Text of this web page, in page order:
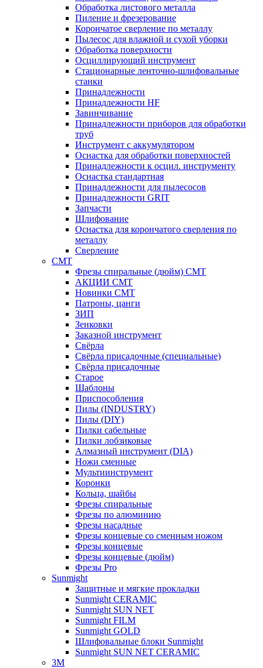
Обработка листового металла
Пиление и фрезерование
Корончатое сверление по металлу
Пылесос для влажной и сухой уборки
Обработка поверхности
Осциллирующий инструмент
Стационарные ленточно-шлифовальные
станки
Принадлежности
Принадлежности HF
Завинчивание
Принадлежности приборов для обработки
труб
Инструмент с аккумулятором
Оснастка для обработки поверхностей
Принадлежности к осцил. инструменту
Оснастка стандартная
Принадлежности для пылесосов
Принадлежности GRIT
Запчасти
Шлифование
Оснастка для корончатого сверления по
металлу
Сверление
CMT
Фрезы спиральные (дюйм) СМТ
АКЦИИ СМТ
Новинки CMT
Патроны, цанги
ЗИП
Зенковки
Заказной инструмент
Свёрла
Свёрла присадочные (специальные)
Свёрла присадочные
Старое
Шаблоны
Приспособления
Пилы (INDUSTRY)
Пилы (DIY)
Пилки сабельные
Пилки лобзиковые
Алмазный инструмент (DIA)
Ножи сменные
Мультиинструмент
Коронки
Кольца, шайбы
Фрезы спиральные
Фрезы по алюминию
Фрезы насадные
Фрезы концевые со сменным ножом
Фрезы концевые
Фрезы концевые (дюйм)
Фрезы Pro
Sunmight
Защитные и мягкие прокладки
Sunmight CERAMIC
Sunmight SUN NET
Sunmight FILM
Sunmight GOLD
Шлифовальные блоки Sunmight
Sunmight SUN NET CERAMIC
3M